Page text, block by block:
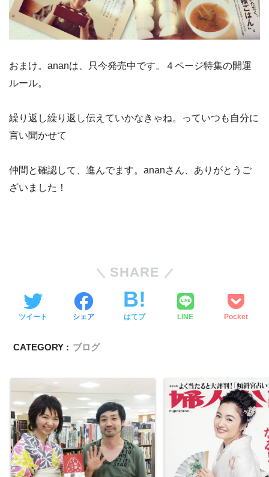
おまけ。ananは、只今発売中です。４ページ特集の開運
ルール。
繰り返し繰り返し伝えていかなきゃね。っていつも自分に
言い聞かせて
仲間と確認して、進んでます。ananさん、ありがとうご
ざいました！
SHARE
ツイート シェア はてブ LINE Pocket
CATEGORY : ブログ